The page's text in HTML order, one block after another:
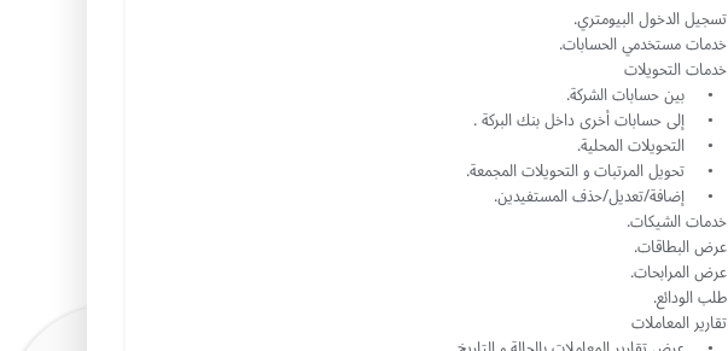
تسجيل الدخول البيومتري.
خدمات مستخدمي الحسابات.
خدمات التحويلات
بين حسابات الشركة.
إلى حسابات أخرى داخل بنك البركة .
التحويلات المحلية.
تحويل المرتبات و التحويلات المجمعة.
إضافة/تعديل/حذف المستفيدين.
خدمات الشيكات.
عرض البطاقات.
عرض المرابحات.
طلب الودائع.
تقارير المعاملات